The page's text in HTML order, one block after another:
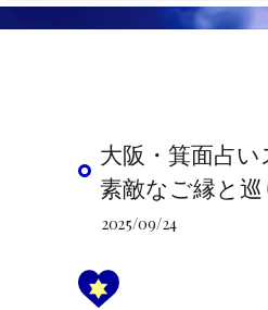
大阪・箕面占
素敵なご縁と
2025/09/24